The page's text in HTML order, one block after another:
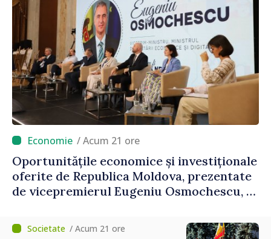
/ Acum 21 ore
Oportunitățile economice și investiționale
oferite de Republica Moldova, prezentate
de vicepremierul Eugeniu Osmochescu, la
/ Acum 21 ore